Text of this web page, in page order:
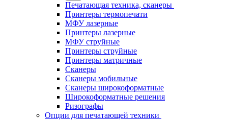
Печатающая техника, сканеры
Принтеры термопечати
МФУ лазерные
Принтеры лазерные
МФУ струйные
Принтеры струйные
Принтеры матричные
Сканеры
Сканеры мобильные
Сканеры широкоформатные
Широкоформатные решения
Ризографы
Опции для печатающей техники